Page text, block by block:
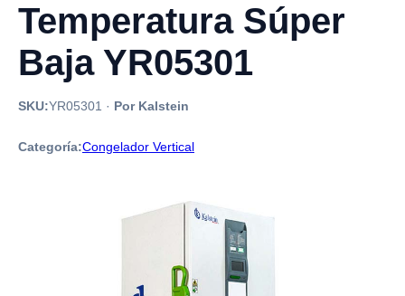
Temperatura Súper
Baja YR05301
SKU:YR05301 · Por Kalstein
Categoría:Congelador Vertical